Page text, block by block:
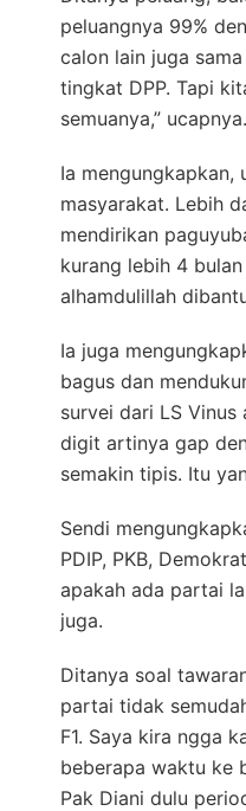
peluangnya 99%
calon lain juga
tingkat DPP. Tapi
semuanya,” ucapnya.
Ia mengungkapkan,
masyarakat. Lebih
mendirikan
kurang lebih 4
alhamdulillah
Ia juga
bagus dan
survei dari LS
digit artinya gap
semakin tipis. Itu
Sendi
PDIP, PKB,
apakah ada partai
juga.
Ditanya soal
partai tidak
F1. Saya kira ngga
beberapa waktu ke
Pak Diani dulu